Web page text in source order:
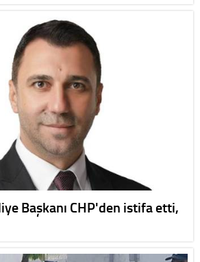
Başkanı CHP'den istifa etti,